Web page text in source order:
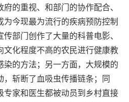
的重视、和部门的协作配合、
今现最为流行的疾病预防控制
部门创作了大量的科普电影、
文化程度不高的农民进行健康教
染的方法；另一方面，大规模的
斩断了血吸虫传播链条；同
专家和医生都被动员到乡村直接